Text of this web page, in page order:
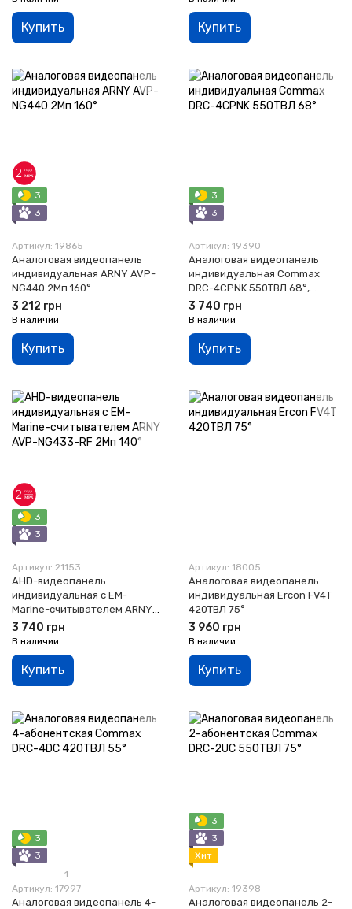
Купить Купить
3
3
Артикул: 19865
Аналоговая видеопанель
индивидуальная ARNY AVP-
NG440 2Мп 160°
3 212 грн
В наличии
Купить
3
3
Артикул: 19390
Аналоговая видеопанель
индивидуальная Commax
DRC-4CPNK 550ТВЛ 68°,
Graphite
3 740 грн
В наличии
Купить
3
3
Артикул: 21153
AHD-видеопанель
индивидуальная с EM-
Marine-считывателем ARNY
AVP-NG433-RF 2Мп 140°,
Graphite
3 740 грн
В наличии
Купить
Артикул: 18005
Аналоговая видеопанель
индивидуальная Ercon FV4T
420ТВЛ 75°
3 960 грн
В наличии
Купить
3
3
1
Артикул: 17997
Аналоговая видеопанель 4-
3
3
Хит
Артикул: 19398
Аналоговая видеопанель 2-